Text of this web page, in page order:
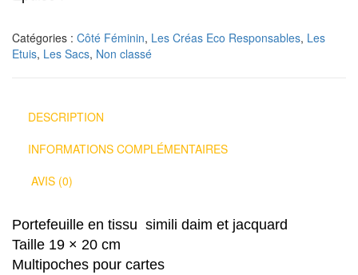
Catégories : Côté Féminin, Les Créas Eco Responsables, Les
Etuis, Les Sacs, Non classé
DESCRIPTION
INFORMATIONS COMPLÉMENTAIRES
AVIS (0)
Portefeuille en tissu simili daim et jacquard
Taille 19 × 20 cm
Multipoches pour cartes